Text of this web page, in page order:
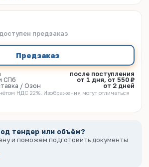
предзаказ
Предзаказ
после поступления
СПб
от 1 дня, от 550 ₽
/ Озон
от 2 дней
НДС 22%. Изображения могут отличаться
тендер или объём?
и поможем подготовить документы